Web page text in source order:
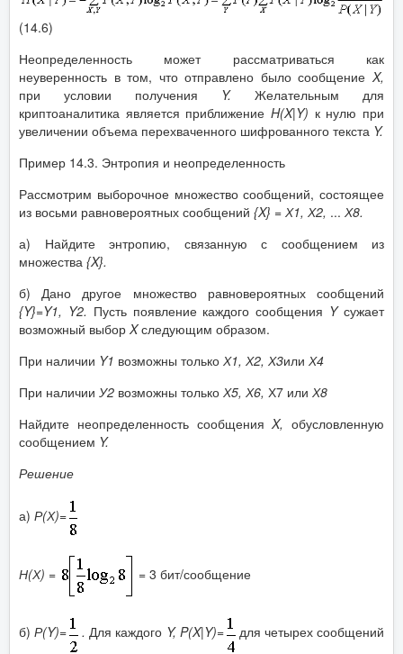
(14.6)
Неопределенность может рассматриваться как
неуверенность в том, что отправлено было сообщение X,
при условии получения Y. Желательным для
криптоаналитика является приближение H(X|Y) к нулю при
увеличении объема перехваченного шифрованного текста Y.
Пример 14.3. Энтропия и неопределенность
Рассмотрим выборочное множество сообщений, состоящее
из восьми равновероятных сообщений {X} = Х1, Х2, ... Х8.
а) Найдите энтропию, связанную с сообщением из
множества {X}.
б) Дано другое множество равновероятных сообщений
{Y}=Y1, Y2. Пусть появление каждого сообщения Yсужает
возможный выбор Xследующим образом.
При наличии Y1 возможны только Х1, Х2, Х3или Х4
При наличии У2 возможны только Х5, Х6, Х7 или Х8
Найдите неопределенность сообщенияX, обусловленную
сообщением Y.
Решение
а) Р(Х)=
Н(Х) = = 3 бит/сообщение
б)Р(Y)= .Для каждого Y, P(X|Y)=
для четырех сообщений